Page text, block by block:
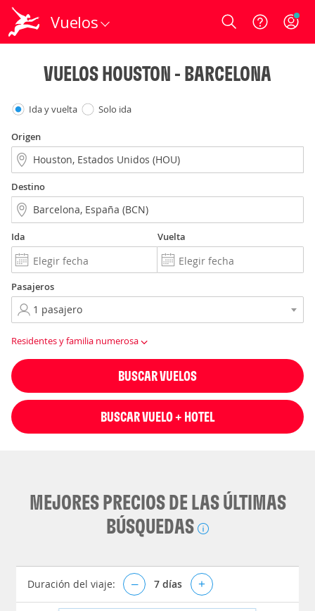
Vuelos Login
VUELOS HOUSTON - BARCELONA
Ida y vuelta Solo ida
Origen
Destino
Ida Vuelta
Pasajeros
Residentes y familia numerosa
BUSCAR VUELOS
BUSCAR VUELO + HOTEL
MEJORES PRECIOS DE LAS ÚLTIMAS
BÚSQUEDAS
Duración del viaje: – 7 días +